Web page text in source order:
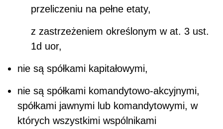
przeliczeniu na pełne etaty,
z zastrzeżeniem określonym w at. 3 ust.
1d uor,
nie są spółkami kapitałowymi,
nie są spółkami komandytowo-akcyjnymi,
spółkami jawnymi lub komandytowymi, w
których wszystkimi wspólnikami